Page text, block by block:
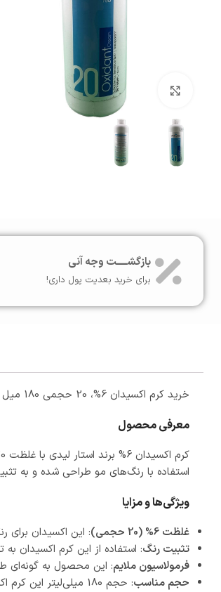
سفت کننده صورت
درمان منافذ باز
ست مراقبت صورت
پنبه و پد آرایش پاک کن
بزرگنمایی تصویر
بازگشـــــت وجه آنی
برای خرید بعدیت پول داری!
خرید کرم اکسیدان 6%، 20 حجمی 180 میل برند استار لیدی از فروشگاه اینترنتی
معرفی محصول
استفاده با رنگ‌های مو طراحی شده و به
ویژگی‌ها و مزایا
غلظت 6% (20 حجمی)
: این اکسیدان برای
تثبیت رنگ: استفاده از این کرم اکسیدان
فرمولاسیون ملایم: این محصول به گونه‌ای
حجم مناسب: حجم 180 میلی‌لیتر این کرم اکسیدان برای استفاده خانگی مناسب است و به راحتی قابل حمل می‌باشد.